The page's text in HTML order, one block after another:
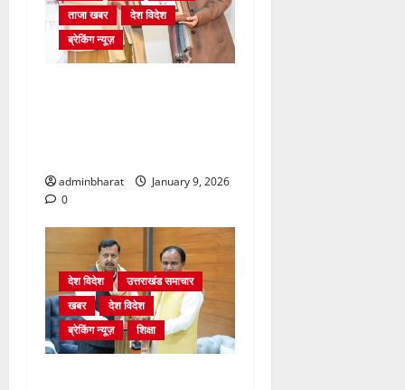
ताजा खबर
देश विदेश
ब्रेकिंग न्यूज़
adminbharat
January 9, 2026
0
देश विदेश
उत्तराखंड समाचार
खबर
देश विदेश
ब्रेकिंग न्यूज़
शिक्षा